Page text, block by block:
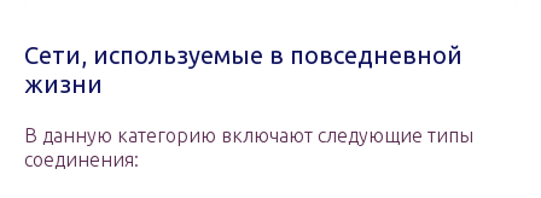
Сети, используемые в повседневной
жизни
В данную категорию включают следующие типы
соединения: